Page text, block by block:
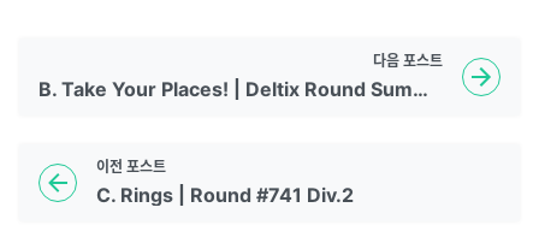
이전 포스트
C. Rings | Round #741 Div.2
다음 포스트
B. Take Your Places! | Deltix Round Summer 2021 Div.1 + Div2